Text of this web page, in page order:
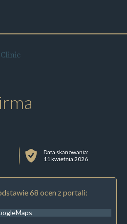
Data skanowania:
11 kwietnia 2026
68 ocen z portali: